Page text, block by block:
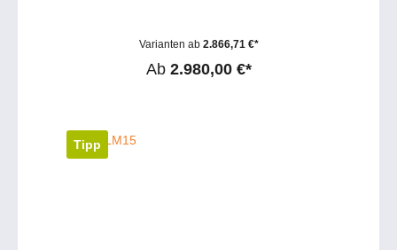
per mail oder telefonisch unter:
service@petersmedien.de (unsere Kontakt-
Mail) https://tawk.to/petersmedien ( Live-Chat
Varianten ab2.866,71 €*
Ab 2.980,00 €*
Tipp